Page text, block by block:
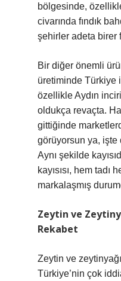
bölgesinde,
civarında fındık
şehirler adeta birer
Bir diğer önemli
üretiminde Türkiye
özellikle Aydın
oldukça revaçta.
gittiğinde
görüyorsun ya, işte
Aynı şekilde
kayısısı, hem tadı
markalaşmış
Zeytin ve
Rekabet
Zeytin ve
Türkiye’nin çok